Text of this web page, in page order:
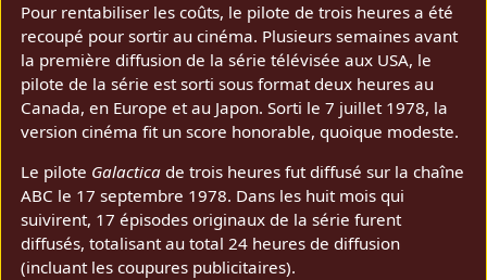
Pour rentabiliser les coûts, le pilote de trois heures a été
recoupé pour sortir au cinéma. Plusieurs semaines avant
la première diffusion de la série télévisée aux USA, le
pilote de la série est sorti sous format deux heures au
Canada, en Europe et au Japon. Sorti le 7 juillet 1978, la
version cinéma fit un score honorable, quoique modeste.
Le pilote Galactica de trois heures fut diffusé sur la chaîne
ABC le 17 septembre 1978. Dans les huit mois qui
suivirent, 17 épisodes originaux de la série furent
diffusés, totalisant au total 24 heures de diffusion
(incluant les coupures publicitaires).